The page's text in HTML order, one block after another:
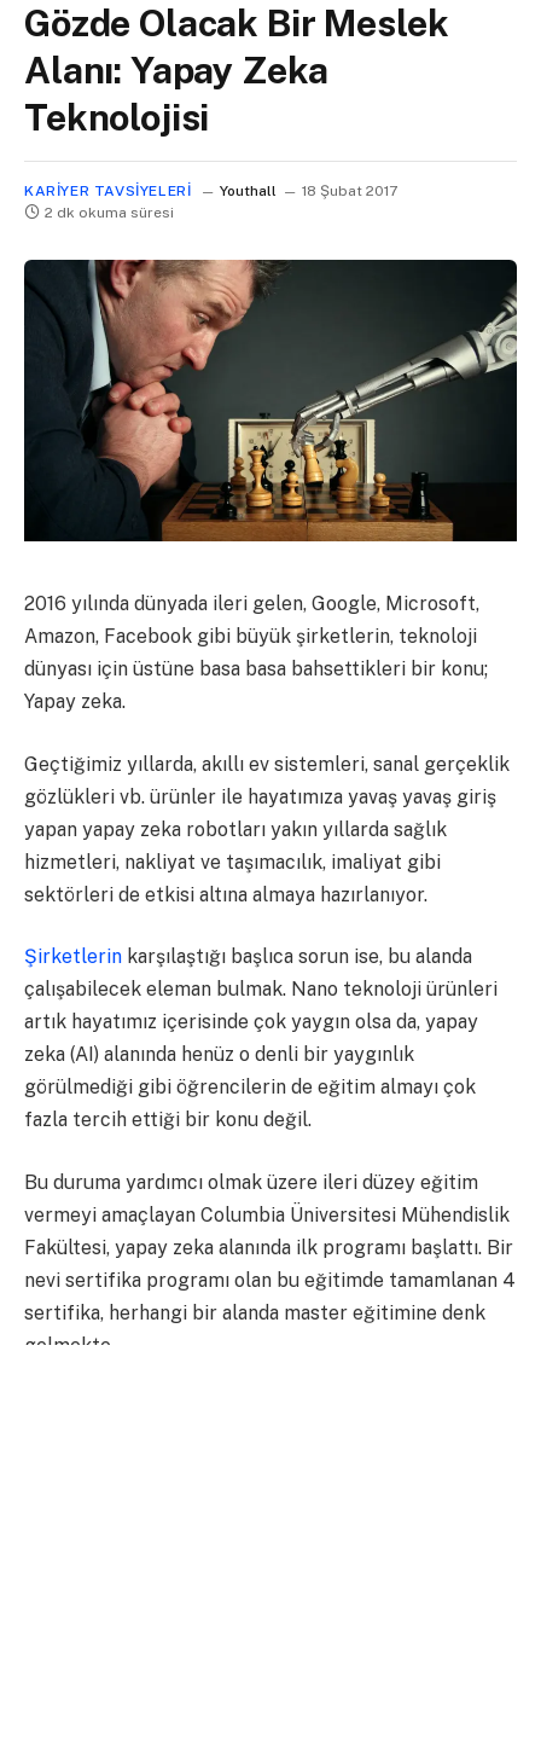
Gözde Olacak Bir Meslek
Alanı: Yapay Zeka
Teknolojisi
KARIYER TAVSIYELERI Youthall
18 Şubat 2017
2 dk okuma süresi
2016 yılında dünyada ileri gelen, Google, Microsoft,
Amazon, Facebook gibi büyük şirketlerin, teknoloji
dünyası için üstüne basa basa bahsettikleri bir konu;
Yapay zeka.
Geçtiğimiz yıllarda, akıllı ev sistemleri, sanal gerçeklik
gözlükleri vb. ürünler ile hayatımıza yavaş yavaş giriş
yapan yapay zeka robotları yakın yıllarda sağlık
hizmetleri, nakliyat ve taşımacılık, imaliyat gibi
sektörleri de etkisi altına almaya hazırlanıyor.
Şirketlerin karşılaştığı başlıca sorun ise, bu alanda
çalışabilecek eleman bulmak. Nano teknoloji ürünleri
artık hayatımız içerisinde çok yaygın olsa da, yapay
zeka (AI) alanında henüz o denli bir yaygınlık
görülmediği gibi öğrencilerin de eğitim almayı çok
fazla tercih ettiği bir konu değil.
Bu duruma yardımcı olmak üzere ileri düzey eğitim
vermeyi amaçlayan Columbia Üniversitesi Mühendislik
Fakültesi, yapay zeka alanında ilk programı başlattı. Bir
nevi sertifika programı olan bu eğitimde tamamlanan 4
sertifika, herhangi bir alanda master eğitimine denk
gelmekte.